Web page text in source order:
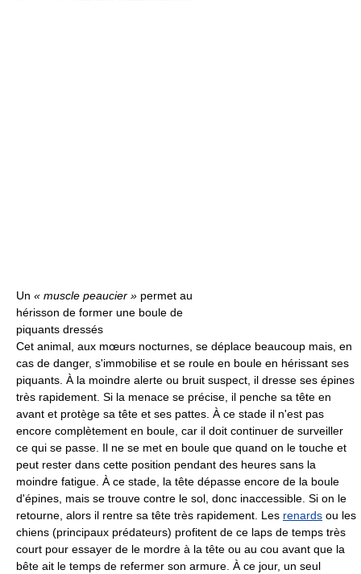
Un « muscle peaucier » permet au
hérisson de former une boule de
piquants dressés
Cet animal, aux mœurs nocturnes, se déplace beaucoup mais, en
cas de danger, s'immobilise et se roule en boule en hérissant ses
piquants. À la moindre alerte ou bruit suspect, il dresse ses épines
très rapidement. Si la menace se précise, il penche sa tête en
avant et protège sa tête et ses pattes. À ce stade il n'est pas
encore complètement en boule, car il doit continuer de surveiller
ce qui se passe. Il ne se met en boule que quand on le touche et
peut rester dans cette position pendant des heures sans la
moindre fatigue. À ce stade, la tête dépasse encore de la boule
d'épines, mais se trouve contre le sol, donc inaccessible. Si on le
retourne, alors il rentre sa tête très rapidement. Les renards ou les
chiens (principaux prédateurs) profitent de ce laps de temps très
court pour essayer de le mordre à la tête ou au cou avant que la
bête ait le temps de refermer son armure. À ce jour, un seul